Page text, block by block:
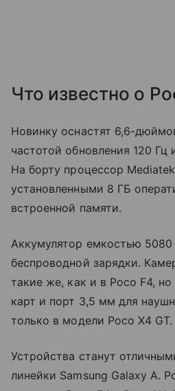
Что известно о
Новинку оснастят 6,6-
частотой обновления 120
На борту процессор
установленными 8 ГБ
встроенной памяти.
Аккумулятор емкостью
беспроводной зарядки.
такие же, как и в Poco F4,
карт и порт 3,5 мм для
только в модели Poco X4 GT.
Устройства станут
линейки Samsung Galaxy A.